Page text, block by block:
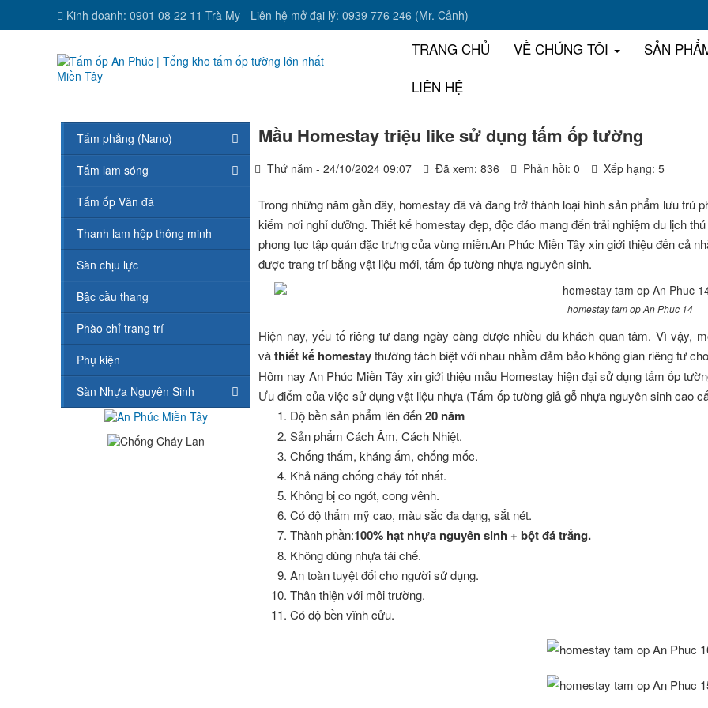
Kinh doanh: 0901 08 22 11 Trà My - Liên hệ mở đại lý: 0939 776 246 (Mr. Cảnh)
TRANG CHỦ VỀ CHÚNG TÔI
SẢN
LIÊN HỆ
Mầu Homestay triệu like sử dụng tấm ốp tường
Thứ năm - 24/10/2024 09:07 Đã xem: 836 Phản hồi: 0 Xếp hạng: 5
Trong những năm gần đây, homestay đã và đang trở thành loại hình sản phẩm lưu trú
kiếm nơi nghỉ dưỡng. Thiết kế homestay đẹp, độc đáo mang đến trải nghiệm du lịch
phong tục tập quán đặc trưng của vùng miền.An Phúc Miền Tây xin giới thiệu đến cả
được trang trí bằng vật liệu mới, tấm ốp tường nhựa nguyên sinh.
homestay tam op An Phuc 14
Hiện nay, yếu tố riêng tư đang ngày càng được nhiều du khách quan tâm. Vì vậy,
vàthiết kế homestaythường tách biệt với nhau nhằm đảm bảo không gian riêng tư
Hôm nay An Phúc Miền Tây xin giới thiệu mẫu Homestay hiện đại sử dụng tấm ốp
Ưu điểm của việc sử dụng vật liệu nhựa (Tấm ốp tường giả gỗ nhựa nguyên sinh cao
Độ bền sản phẩm lên đến20 năm
Sản phẩm Cách Âm, Cách Nhiệt.
Chống thấm, kháng ẩm, chống mốc.
Khả năng chống cháy tốt nhất.
Không bị co ngót, cong vênh.
Có độ thẩm mỹ cao, màu sắc đa dạng, sắt nét.
Thành phần:100% hạt nhựa nguyên sinh + bột đá trắng.
Không dùng nhựa tái chế.
An toàn tuyệt đối cho người sử dụng.
Thân thiện với môi trường.
Có độ bền vĩnh cửu.
Tấm phẳng (Nano)
Tấm lam sóng
Tấm ốp Vân đá
Thanh lam hộp thông minh
Sàn chịu lực
Bậc cầu thang
Phào chỉ trang trí
Phụ kiện
Sàn Nhựa Nguyên Sinh